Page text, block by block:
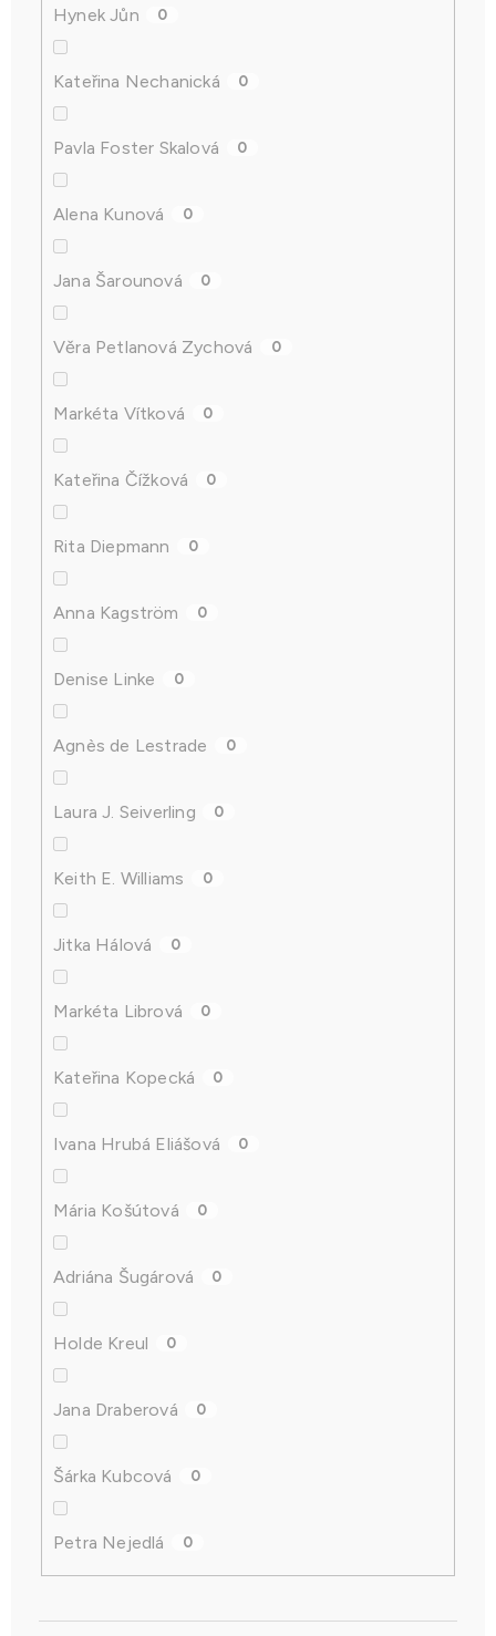
Hynek Jůn 0
Kateřina Nechanická 0
Pavla Foster Skalová 0
Alena Kunová 0
Jana Šarounová 0
Věra Petlanová Zychová 0
Markéta Vítková 0
Kateřina Čížková 0
Rita Diepmann 0
Anna Kagström 0
Denise Linke 0
Agnès de Lestrade 0
Laura J. Seiverling 0
Keith E. Williams 0
Jitka Hálová 0
Markéta Librová 0
Kateřina Kopecká 0
Ivana Hrubá Eliášová 0
Mária Košútová 0
Adriána Šugárová 0
Holde Kreul 0
Jana Draberová 0
Šárka Kubcová 0
Petra Nejedlá 0